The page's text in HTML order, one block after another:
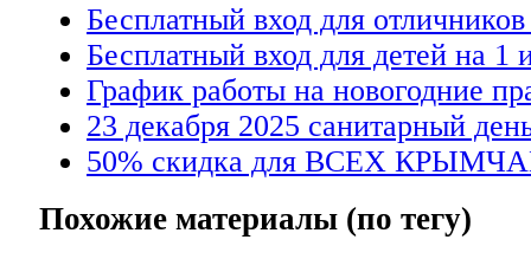
Бесплатный вход для
Бесплатный вход для детей на 1
График работы на новогодние
23 декабря 2025 санитарный
50% скидка для ВСЕХ
Похожие материалы (по тегу)